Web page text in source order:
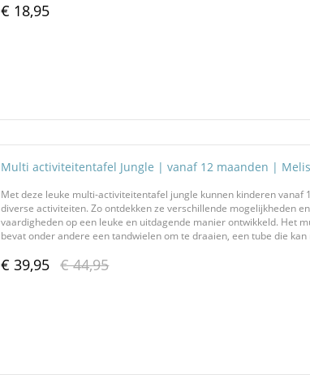
€ 18,95
Multi activiteitentafel Jungle | vanaf 12 maanden |
Met deze leuke multi-activiteitentafel jungle kunnen kinderen vanaf
diverse activiteiten. Zo ontdekken ze verschillende mogelijkheden
vaardigheden op een leuke en uitdagende manier ontwikkeld. Het
bevat onder andere een tandwielen om te draaien, een tube die kan
€ 39,95 € 44,95